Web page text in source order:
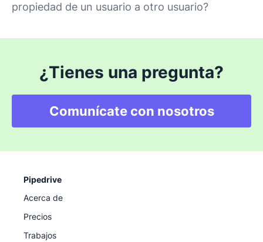
propiedad de un usuario a otro usuario?
¿Tienes una pregunta?
Comunícate con nosotros
Pipedrive
Acerca de
Precios
Trabajos